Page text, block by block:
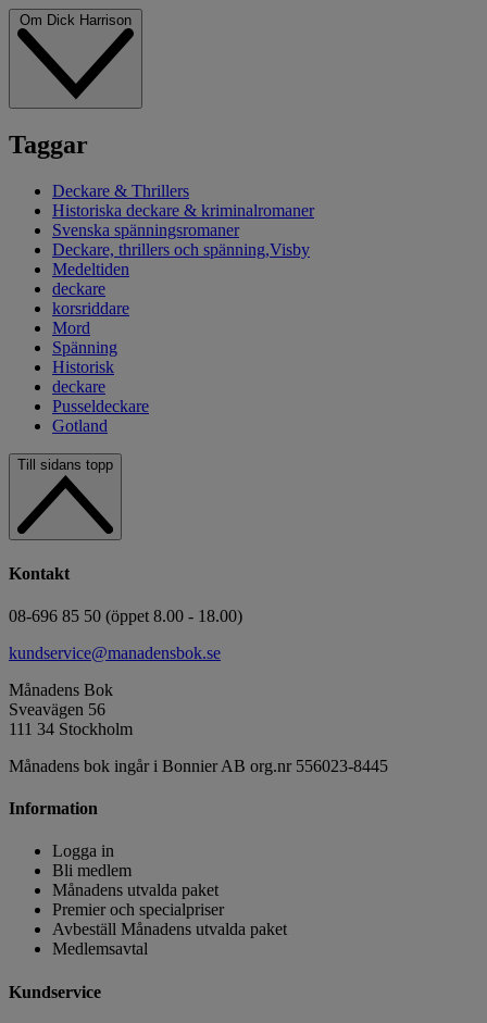
Taggar
Deckare & Thrillers
Historiska deckare & kriminalromaner
Svenska spänningsromaner
Deckare, thrillers och spänning,Visby
Medeltiden
deckare
korsriddare
Mord
Spänning
Historisk
deckare
Pusseldeckare
Gotland
Till sidans topp
Kontakt
08-696 85 50 (öppet 8.00 - 18.00)
kundservice@manadensbok.se
Månadens Bok
Sveavägen 56
111 34 Stockholm
Månadens bok ingår i Bonnier AB org.nr 556023-8445
Information
Logga in
Bli medlem
Månadens utvalda paket
Premier och specialpriser
Avbeställ Månadens utvalda paket
Medlemsavtal
Kundservice